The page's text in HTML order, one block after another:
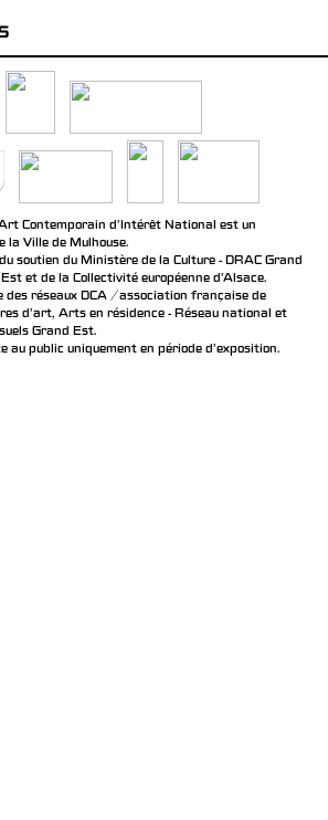
Contemporain d’Intérêt National est un
la Ville de Mulhouse.
soutien du Ministère de la Culture - DRAC Grand
et de la Collectivité européenne d’Alsace.
réseaux DCA / association française de
d'art, Arts en résidence - Réseau national et
Grand Est.
au public uniquement en période d'exposition.